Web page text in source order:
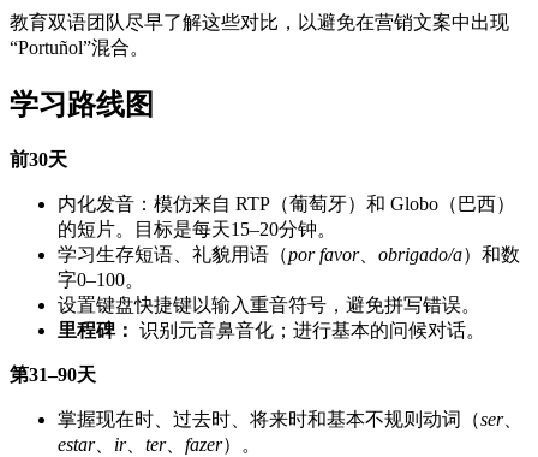
教育双语团队尽早了解这些对比，以避免在营销文案中出现
“Portuñol”混合。
学习路线图
前30天
内化发音：模仿来自 RTP（葡萄牙）和 Globo（巴西）
的短片。目标是每天15–20分钟。
学习生存短语、礼貌用语（por favor、 obrigado/a）和数
字0–100。
设置键盘快捷键以输入重音符号，避免拼写错误。
里程碑： 识别元音鼻音化；进行基本的问候对话。
第31–90天
掌握现在时、过去时、将来时和基本不规则动词（ser、
estar、 ir、 ter、 fazer）。